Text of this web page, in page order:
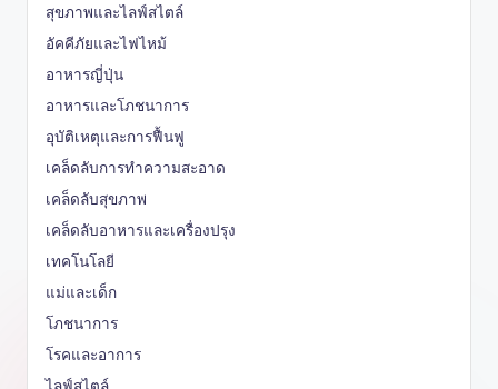
สุขภาพและไลฟ์สไตล์
อัคคีภัยและไฟไหม้
อาหารญี่ปุ่น
อาหารและโภชนาการ
อุบัติเหตุและการฟื้นฟู
เคล็ดลับการทำความสะอาด
เคล็ดลับสุขภาพ
เคล็ดลับอาหารและเครื่องปรุง
เทคโนโลยี
แม่และเด็ก
โภชนาการ
โรคและอาการ